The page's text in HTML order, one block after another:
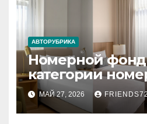
АВТОРУБРИКА
Номерной фонд
категории
вместимость и
оснащение
МАЙ 27, 2026